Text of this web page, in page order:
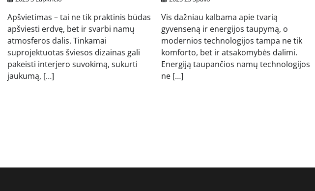
Apšvietimas – tai ne tik praktinis būdas
apšviesti erdvę, bet ir svarbi namų
atmosferos dalis. Tinkamai
suprojektuotas šviesos dizainas gali
pakeisti interjero suvokimą, sukurti
jaukumą, […]
Vis dažniau kalbama apie tvarią
gyvenseną ir energijos taupymą, o
modernios technologijos tampa ne tik
komforto, bet ir atsakomybės dalimi.
Energiją taupančios namų technologijos
ne […]